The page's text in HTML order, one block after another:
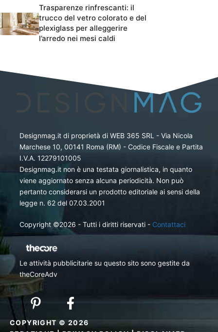
Trasparenze rinfrescanti: il
trucco del vetro colorato e del
plexiglass per alleggerire
l’arredo nei mesi caldi
Designmag.it di proprietà di WEB 365 SRL - Via Nicola
Marchese 10, 00141 Roma (RM) - Codice Fiscale e Partita
I.V.A. 12279101005
Designmag.it non è una testata giornalistica, in quanto
viene aggiornato senza alcuna periodicità. Non può
pertanto considerarsi un prodotto editoriale ai sensi della
legge n. 62 del 07.03.2001
Copyright ©2026 - Tutti i diritti riservati - Contattaci
Le attività pubblicitarie su questo sito sono gestite da
theCoreAdv
COPYRIGHT © 2026